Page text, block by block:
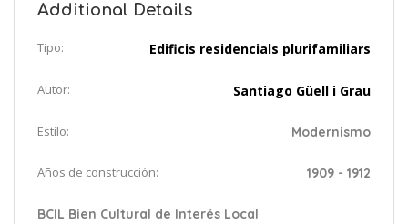
Additional Details
Tipo: Edificis residencials plurifamiliars
Autor: Santiago Güell i Grau
Estilo: Modernismo
Años de construcción: 1909 - 1912
BCIL Bien Cultural de Interés Local